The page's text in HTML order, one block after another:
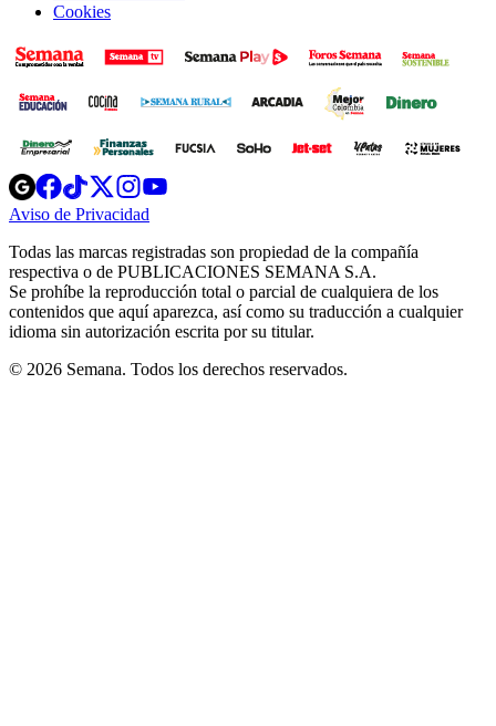
Cookies
Opens
in
new
Opens
in
new
Opens
in
new
window
Opens
new
windowwindow
Aviso de Privacidad
new
window
Todas las marcas registradas son propiedad de la compañía
respectiva o de PUBLICACIONES SEMANA S.A.
Se prohíbe la reproducción total o parcial de cualquiera de los
contenidos que aquí aparezca, así como su traducción a cualquier
idioma sin autorización escrita por su titular.
© 2026 Semana. Todos los derechos reservados.